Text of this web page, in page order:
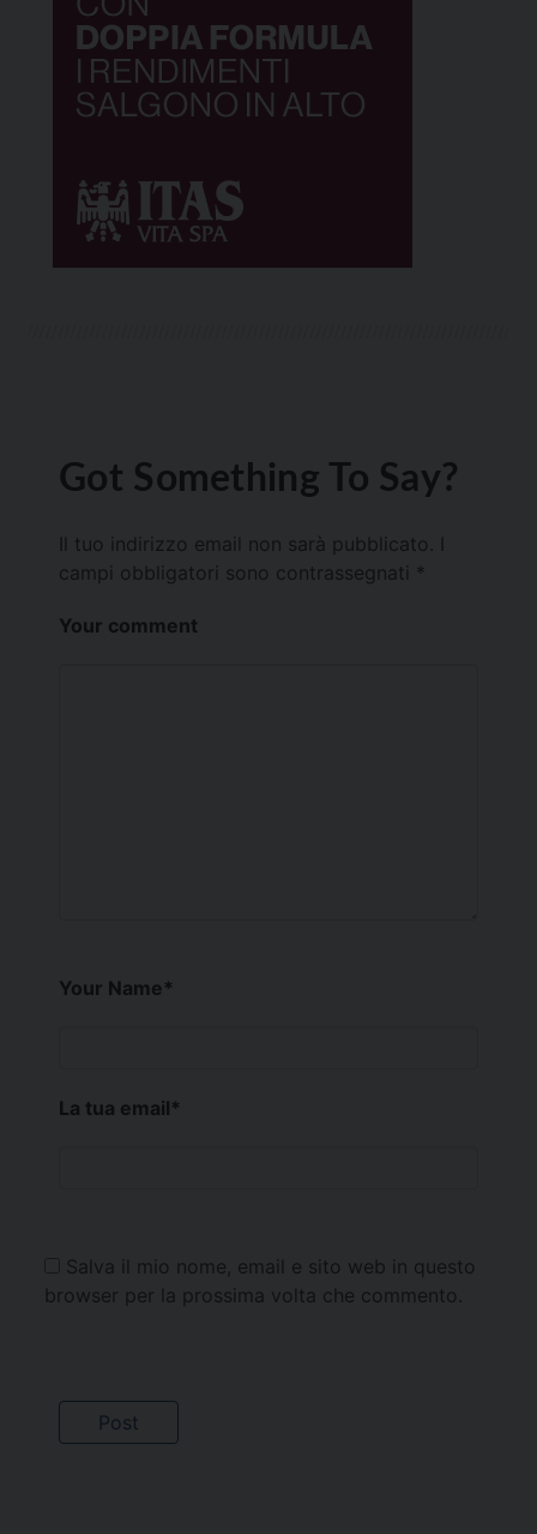
Got Something To Say?
Il tuo indirizzo email non sarà pubblicato.
campi obbligatori sono contrassegnati *
Your comment
Your Name*
La tua email*
Salva il mio nome, email e sito web in questo
browser per la prossima volta che commento.